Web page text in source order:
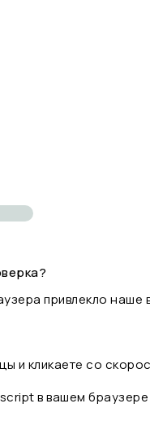
привлекло наше
и кликаете со
в вашем браузере